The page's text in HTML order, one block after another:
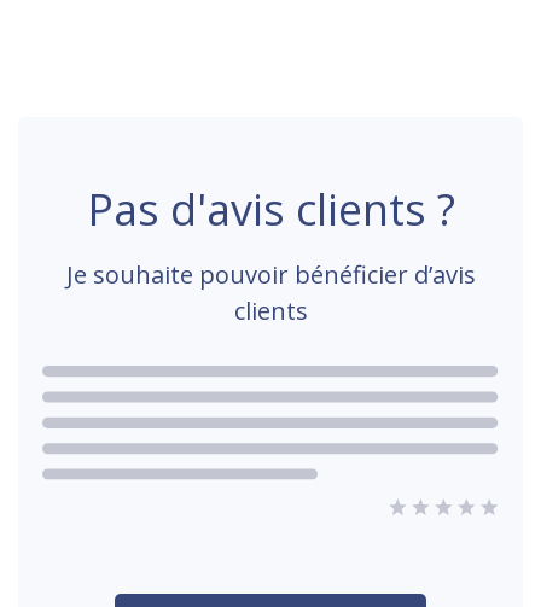
Pas d'avis clients ?
Je souhaite pouvoir bénéficier d’avis
clients